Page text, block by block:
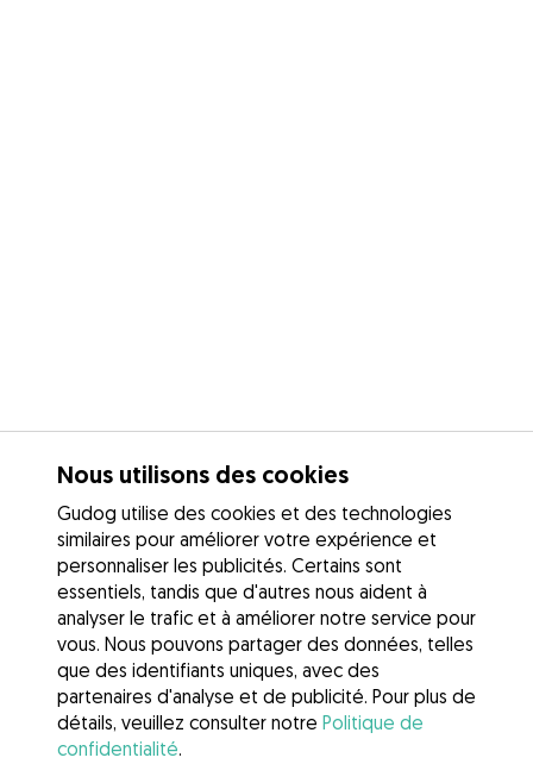
Nous utilisons des cookies
Gudog utilise des cookies et des technologies
similaires pour améliorer votre expérience et
personnaliser les publicités. Certains sont
essentiels, tandis que d'autres nous aident à
analyser le trafic et à améliorer notre service pour
vous. Nous pouvons partager des données, telles
que des identifiants uniques, avec des
partenaires d'analyse et de publicité. Pour plus de
détails, veuillez consulter notre Politique de
confidentialité.